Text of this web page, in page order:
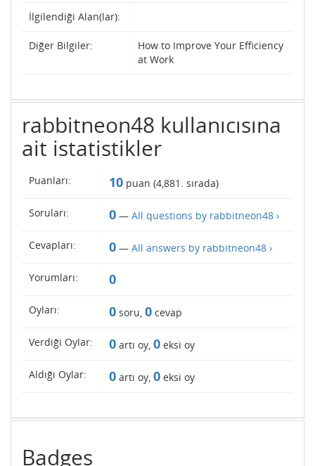
İlgilendiği Alan(lar):
Diğer Bilgiler:
How to Improve Your Efficiency
at Work
rabbitneon48 kullanıcısına
ait istatistikler
Puanları: 10 puan (4,881 . sırada)
Soruları: 0 — All questions by rabbitneon48 ›
Cevapları: 0 — All answers by rabbitneon48 ›
Yorumları: 0
Oyları: 0 soru, 0 cevap
Verdiği Oylar: 0 artı oy, 0 eksi oy
Aldığı Oylar: 0 artı oy, 0 eksi oy
Badges